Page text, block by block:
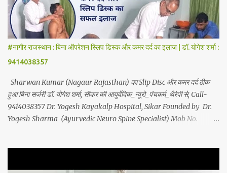
Ayurvedic Neuro Panchkarma Therapy is a combination of
Ayurvedic Neuro Therapy , Nadi Steam Therapy , Acupuncture
Therapy , Cuping Therapy , Yoga-Sadhna Therapy . Apart from
this, the successful treatment of Migraine (Headache) , gas-
acidity, petadard - dharan (Abdominal Pain), aanv (Ame...
#नागौर राजस्थान : बिना ऑपरेशन स्लिप डिस्क और कमर दर्द का इलाज | डॉ. योगेश शर्मा :
9414038357
Sharwan Kumar (Nagaur Rajasthan) का Slip Disc और कमर दर्द ठीक
हुआ बिना सर्जरी डॉ. योगेश शर्मा, सीकर की आयुर्वेदिक_न्यूरो_पंचकर्म_थैरेपी से, Call-
9414038357 Dr. Yogesh Kayakalp Hospital, Sikar Founded by Dr.
Yogesh Sharma (Ayurvedic Neuro Spine Specialist) Mob No.
Knee Joint Pain , Planter Fascitis, Spine and Joints problems